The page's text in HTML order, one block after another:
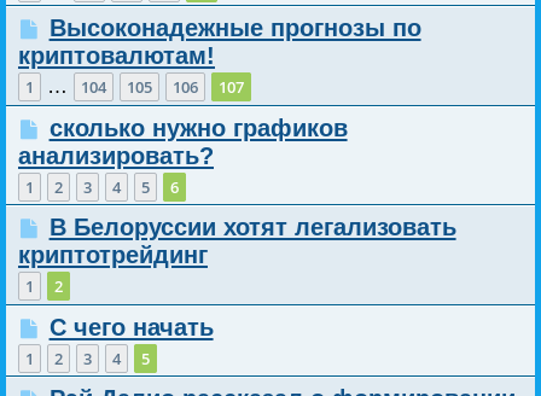
Высоконадежные прогнозы по
криптовалютам!
1 … 104 105 106 107
сколько нужно графиков
анализировать?
1 2 3 4 5 6
В Белоруссии хотят легализовать
криптотрейдинг
1 2
С чего начать
1 2 3 4 5